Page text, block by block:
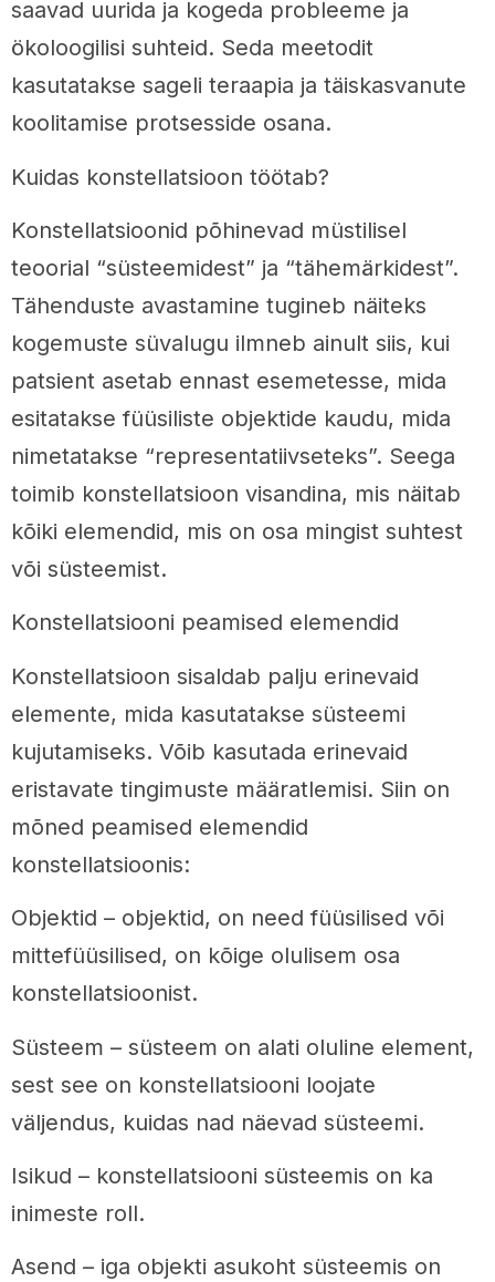
saavad uurida ja kogeda probleeme ja
ökoloogilisi suhteid. Seda meetodit
kasutatakse sageli teraapia ja täiskasvanute
koolitamise protsesside osana.
Kuidas konstellatsioon töötab?
Konstellatsioonid põhinevad müstilisel
teoorial “süsteemidest” ja “tähemärkidest”.
Tähenduste avastamine tugineb näiteks
kogemuste süvalugu ilmneb ainult siis, kui
patsient asetab ennast esemetesse, mida
esitatakse füüsiliste objektide kaudu, mida
nimetatakse “representatiivseteks”. Seega
toimib konstellatsioon visandina, mis näitab
kõiki elemendid, mis on osa mingist suhtest
või süsteemist.
Konstellatsiooni peamised elemendid
Konstellatsioon sisaldab palju erinevaid
elemente, mida kasutatakse süsteemi
kujutamiseks. Võib kasutada erinevaid
eristavate tingimuste määratlemisi. Siin on
mõned peamised elemendid
konstellatsioonis:
Objektid – objektid, on need füüsilised või
mittefüüsilised, on kõige olulisem osa
konstellatsioonist.
Süsteem – süsteem on alati oluline element,
sest see on konstellatsiooni loojate
väljendus, kuidas nad näevad süsteemi.
Isikud – konstellatsiooni süsteemis on ka
inimeste roll.
Asend – iga objekti asukoht süsteemis on